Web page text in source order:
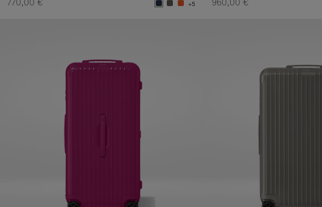
770,00 €
+5
960,00 €